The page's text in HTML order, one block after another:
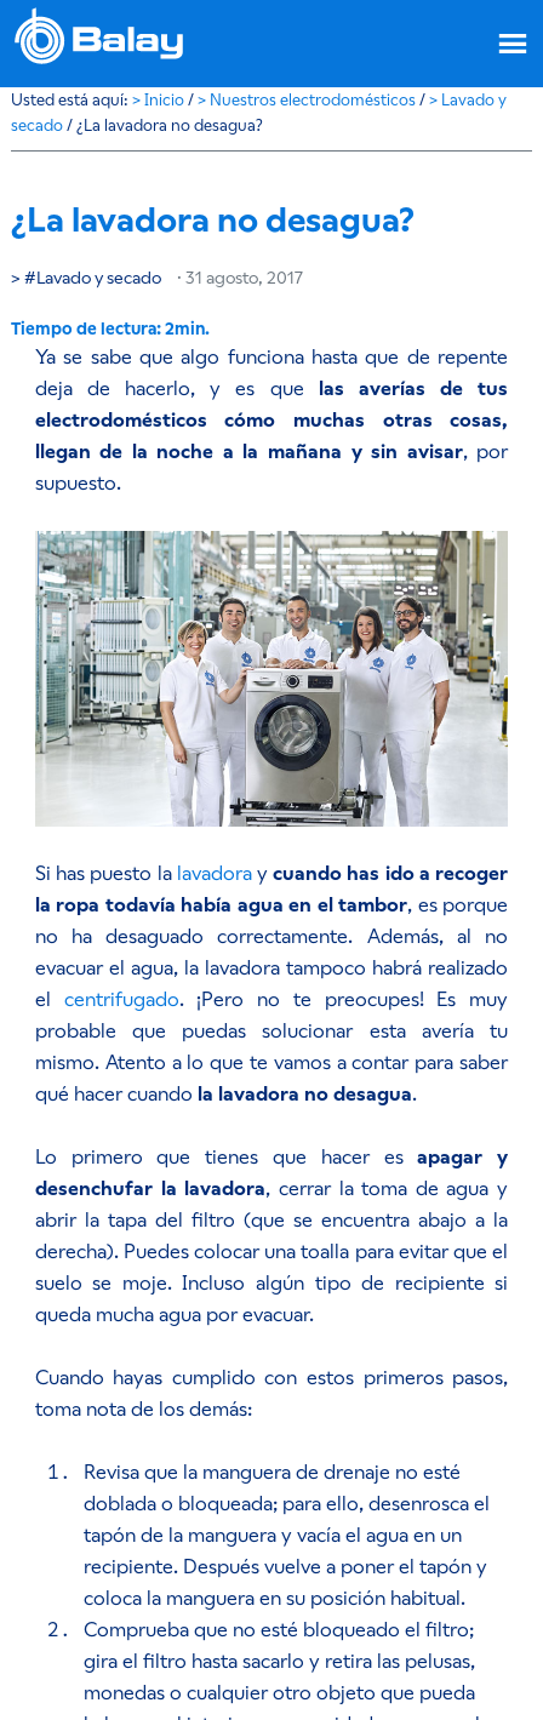
Usted está aquí: > Inicio / > Nuestros electrodomésticos / > Lavado y
secado /¿La lavadora no desagua?
¿La lavadora no desagua?
Lavado y secado · 31 agosto, 2017
Ya se sabe que algo funciona hasta que de repente
deja de hacerlo, y es que las averías de tus
electrodomésticos cómo muchas otras cosas,
llegan de la noche a la mañana y sin avisar, por
supuesto.
Si has puesto la lavadoraycuando has ido a recoger
la ropa todavía había agua en el tambor, es porque
no ha desaguado correctamente. Además, al no
evacuar el agua, la lavadora tampoco habrá realizado
el centrifugado. ¡Pero no te preocupes! Es muy
probable que puedas solucionar esta avería tu
mismo. Atento a lo que te vamos a contar para saber
qué hacer cuando la lavadora no desagua.
Lo primero que tienes que hacer esapagar y
desenchufar la lavadora, cerrar la toma de agua y
abrir la tapa del filtro (que se encuentra abajo a la
derecha). Puedes colocar una toalla para evitar que el
suelo se moje. Incluso algún tipo de recipiente si
queda mucha agua por evacuar.
Cuando hayas cumplido con estos primeros pasos,
toma nota de los demás:
Revisa que la manguera de drenaje no esté
doblada o bloqueada; para ello, desenrosca el
tapón de la manguera y vacía el agua en un
recipiente. Después vuelve a poner el tapón y
coloca la manguera en su posición habitual.
Comprueba que no esté bloqueado el filtro;
gira el filtro hasta sacarlo y retira las pelusas,
monedas o cualquier otro objeto que pueda